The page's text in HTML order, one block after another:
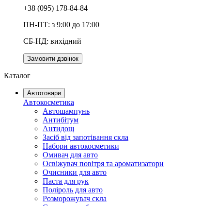
+38 (095) 178-84-84
ПН-ПТ: з 9:00 до 17:00
СБ-НД: вихідний
Замовити дзвінок
Каталог
Автотовари
Автокосметика
Автошампунь
Антибітум
Антидощ
Засіб від запотівання скла
Набори автокосметики
Омивач для авто
Освіжувач повітря та ароматизатори
Очисники для авто
Паста для рук
Поліроль для авто
Розморожувач скла